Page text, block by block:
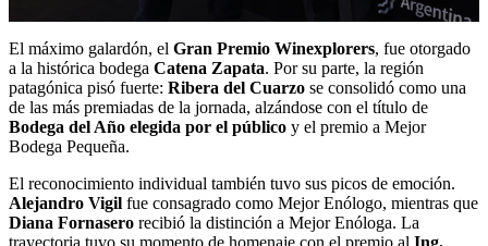
El máximo galardón, el Gran Premio Winexplorers, fue otorgado
a la histórica bodega Catena Zapata. Por su parte, la región
patagónica pisó fuerte: Ribera del Cuarzo se consolidó como una
de las más premiadas de la jornada, alzándose con el título de
Bodega del Año elegida por el público y el premio a Mejor
Bodega Pequeña.
El reconocimiento individual también tuvo sus picos de emoción.
Alejandro Vigil fue consagrado como Mejor Enólogo, mientras que
Diana Fornasero recibió la distinción a Mejor Enóloga. La
trayectoria tuvo su momento de homenaje con el premio al Ing.